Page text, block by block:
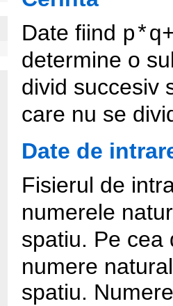
Date fiind
determine o
divid succesiv
care nu se
Date de
Fisierul de
numerele
spatiu. Pe
numere
spatiu.